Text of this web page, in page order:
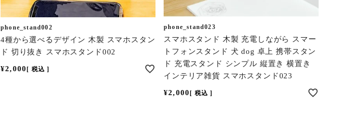
phone_stand002
4種から選べるデザイン 木製 スマホスタン
ド 切り抜き スマホスタンド002
¥2,000 税込
phone_stand023
スマホスタンド 木製 充電しながら スマー
トフォンスタンド 犬 dog 卓上 携帯スタン
ド 充電スタンド シンプル 縦置き 横置き
インテリア雑貨 スマホスタンド023
¥2,000 税込